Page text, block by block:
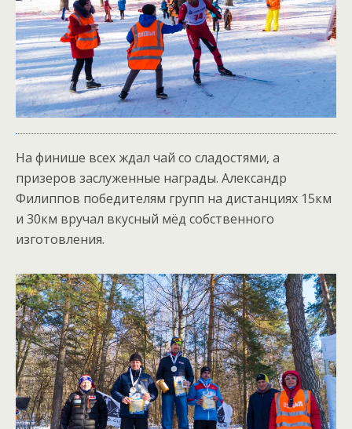
На финише всех ждал чай со сладостями, а
призеров заслуженные награды. Александр
Филиппов победителям групп на дистанциях 15км
и 30км вручал вкусный мёд собственного
изготовления.